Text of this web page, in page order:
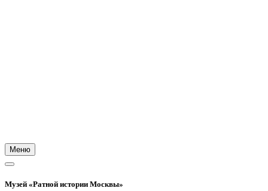
Меню
Музей «Ратной истории Москвы»